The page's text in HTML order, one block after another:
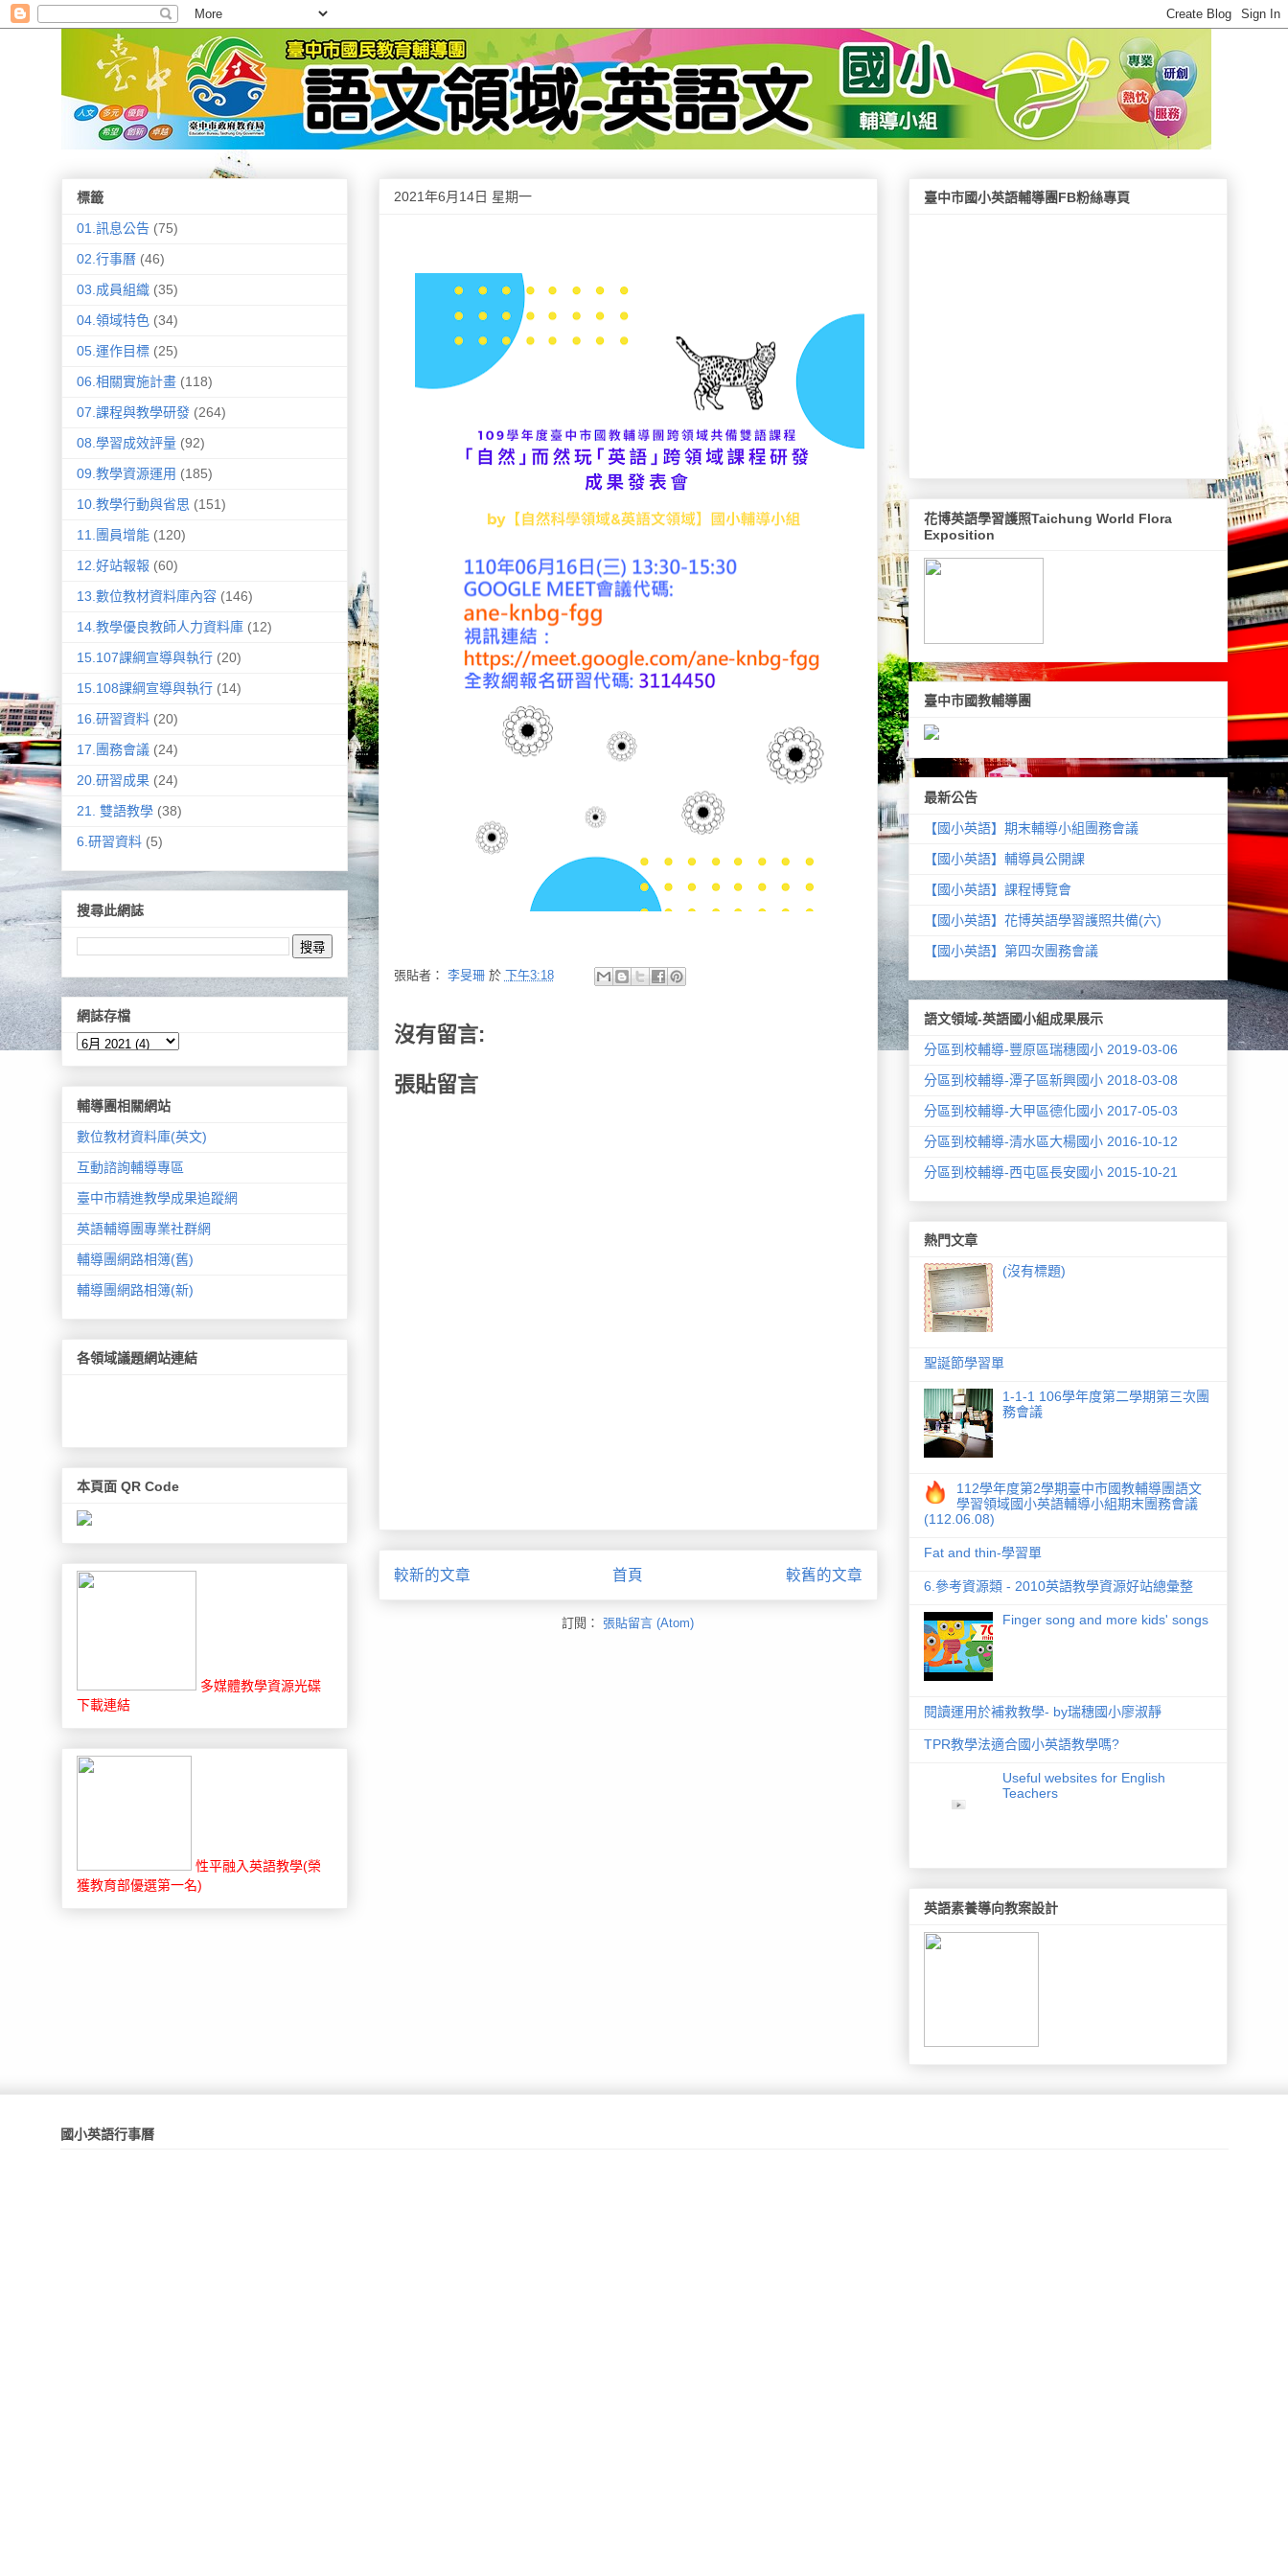
2021年6月14日 星期一
張貼者： 李旻珊 於 下午3:18
沒有留言:
張貼留言
較新的文章 較舊的文章
首頁
訂閱： 張貼留言 (Atom)
標籤
01.訊息公告 (75)
02.行事曆 (46)
03.成員組織 (35)
04.領域特色 (34)
05.運作目標 (25)
06.相關實施計畫 (118)
07.課程與教學研發 (264)
08.學習成效評量 (92)
09.教學資源運用 (185)
10.教學行動與省思 (151)
11.團員增能 (120)
12.好站報報 (60)
13.數位教材資料庫內容 (146)
14.教學優良教師人力資料庫 (12)
15.107課綱宣導與執行 (20)
15.108課綱宣導與執行 (14)
16.研習資料 (20)
17.團務會議 (24)
20.研習成果 (24)
21. 雙語教學 (38)
6.研習資料 (5)
搜尋此網誌
網誌存檔
輔導團相關網站
數位教材資料庫(英文)
互動諮詢輔導專區
臺中市精進教學成果追蹤網
英語輔導團專業社群網
輔導團網路相簿(舊)
輔導團網路相簿(新)
各領域議題網站連結
本頁面 QR Code
多媒體教學資源光碟
下載連結
性平融入英語教學(榮
獲教育部優選第一名)
臺中市國小英語輔導團FB粉絲專頁
花博英語學習護照Taichung World Flora
Exposition
臺中市國教輔導團
最新公告
【國小英語】期末輔導小組團務會議
【國小英語】輔導員公開課
【國小英語】課程博覽會
【國小英語】花博英語學習護照共備(六)
【國小英語】第四次團務會議
語文領域-英語國小組成果展示
分區到校輔導-豐原區瑞穗國小 2019-03-06
分區到校輔導-潭子區新興國小 2018-03-08
分區到校輔導-大甲區德化國小 2017-05-03
分區到校輔導-清水區大楊國小 2016-10-12
分區到校輔導-西屯區長安國小 2015-10-21
熱門文章
(沒有標題)
聖誕節學習單
1-1-1 106學年度第二學期第三次團
務會議
112學年度第2學期臺中市國教輔導團語文
學習領域國小英語輔導小組期末團務會議
(112.06.08)
Fat and thin-學習單
6.參考資源類 - 2010英語教學資源好站總彙整
Finger song and more kids' songs
閱讀運用於補救教學- by瑞穗國小廖淑靜
TPR教學法適合國小英語教學嗎?
Useful websites for English
Teachers
英語素養導向教案設計
國小英語行事曆